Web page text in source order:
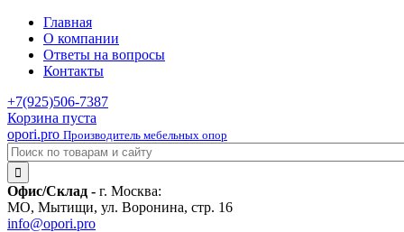
Главная
О компании
Ответы на вопросы
Контакты
+7(925)506-7387
Корзина пуста
opori.pro Производитель мебельных опор
Офис/Склад - г. Москва:
МО, Мытищи, ул. Воронина, стр. 16
info@opori.pro